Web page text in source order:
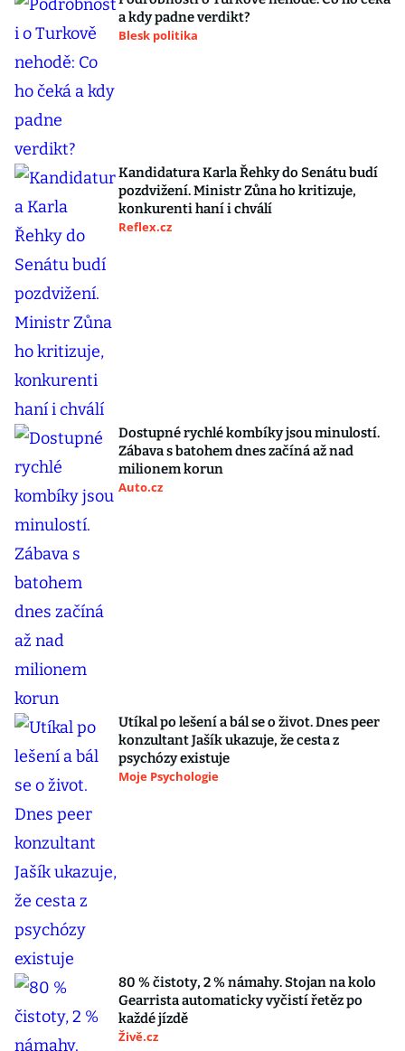
a kdy padne verdikt?
Blesk politika
Kandidatura Karla Řehky do Senátu budí
pozdvižení. Ministr Zůna ho kritizuje,
konkurenti haní i chválí
Reflex.cz
Dostupné rychlé kombíky jsou minulostí.
Zábava s batohem dnes začíná až nad
milionem korun
Auto.cz
Utíkal po lešení a bál se o život. Dnes peer
konzultant Jašík ukazuje, že cesta z
psychózy existuje
Moje Psychologie
80 % čistoty, 2 % námahy. Stojan na kolo
Gearrista automaticky vyčistí řetěz po
každé jízdě
Živě.cz